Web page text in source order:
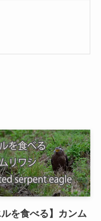
ルを食べる】カンム